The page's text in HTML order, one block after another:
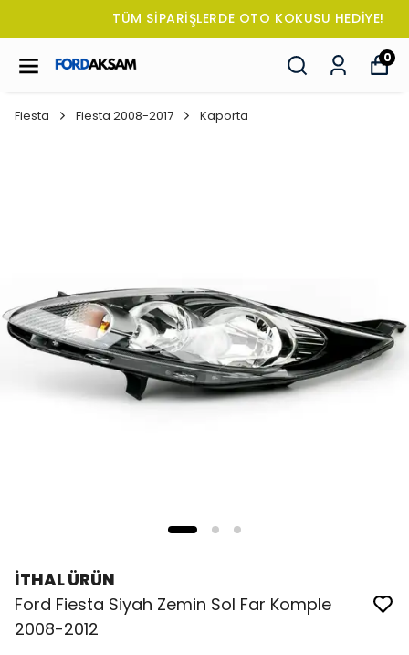
TÜM SİPARİŞLERDE OTO KOKUSU HEDİYE!
0
Fiesta Fiesta 2008-2017 Kaporta
İTHAL ÜRÜN
Ford Fiesta Siyah Zemin Sol Far Komple
2008-2012